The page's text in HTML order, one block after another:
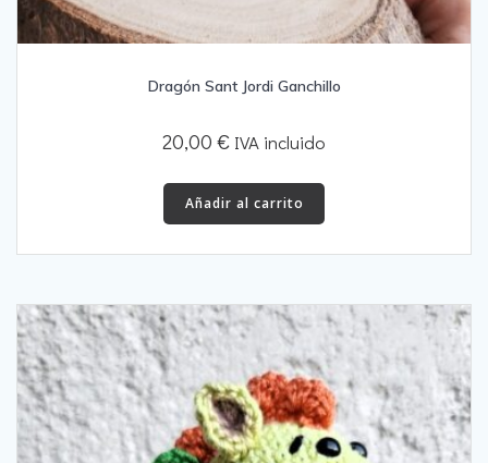
Dragón Sant Jordi Ganchillo
20,00 € IVA incluido
Añadir al carrito